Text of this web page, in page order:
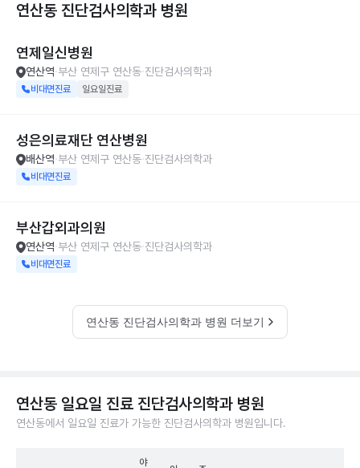
연산동 진단검사의학과 병원
연제일신병원
연산역 부산 연제구 연산동 진단검사의학과
비대면진료 일요일진료
성은의료재단 연산병원
배산역 부산 연제구 연산동 진단검사의학과
비대면진료
부산갑외과의원
연산역 부산 연제구 연산동 진단검사의학과
비대면진료
연산동 진단검사의학과 병원 더보기
연산동 일요일 진료 진단검사의학과 병원
연산동에서 일요일 진료가 가능한 진단검사의학과 병원입니다.
야